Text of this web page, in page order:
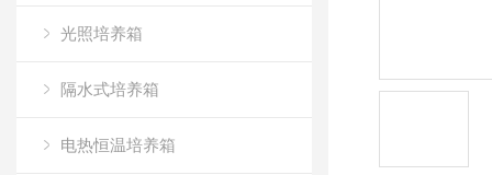
光照培养箱
隔水式培养箱
电热恒温培养箱